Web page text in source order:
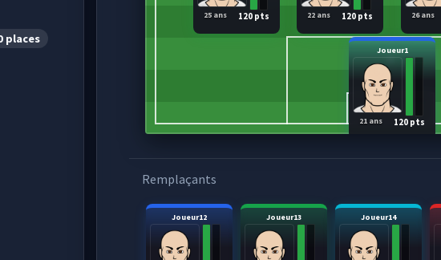
places
Joueur1
120 pts
21 ans
120 pts
25 ans 120 pts
22 ans 26 ans
Remplaçants
Joueur12 Joueur13 Joueur14